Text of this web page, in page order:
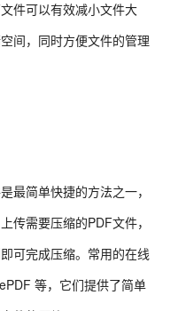
件可以有效减小文件大
间，同时方便文件的管理
最简单快捷的方法之一，
传需要压缩的PDF文件，
可完成压缩。常用的在线
等，它们提供了简单